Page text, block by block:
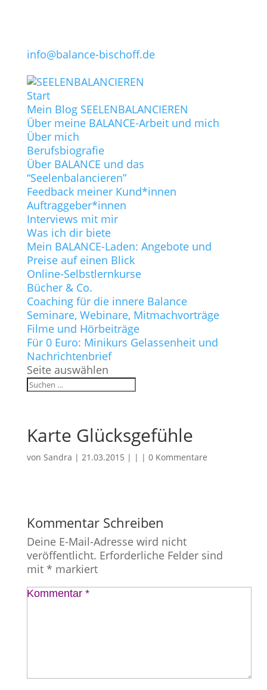
info@balance-bischoff.de
Start
Mein Blog SEELENBALANCIEREN
Über meine BALANCE-Arbeit und mich
Über mich
Berufsbiografie
Über BALANCE und das
“Seelenbalancieren”
Feedback meiner Kund*innen
Auftraggeber*innen
Interviews mit mir
Was ich dir biete
Mein BALANCE-Laden: Angebote und
Preise auf einen Blick
Online-Selbstlernkurse
Bücher & Co.
Coaching für die innere Balance
Seminare, Webinare, Mitmachvorträge
Filme und Hörbeiträge
Für 0 Euro: Minikurs Gelassenheit und
Nachrichtenbrief
Seite auswählen
Karte Glücksgefühle
von Sandra | 21.03.2015 | | | 0 Kommentare
Kommentar Schreiben
Deine E-Mail-Adresse wird nicht
veröffentlicht. Erforderliche Felder sind
mit * markiert
Kommentar *